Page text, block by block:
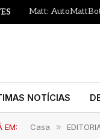
Matt:
NOTÍCIAS
EM: Casa »